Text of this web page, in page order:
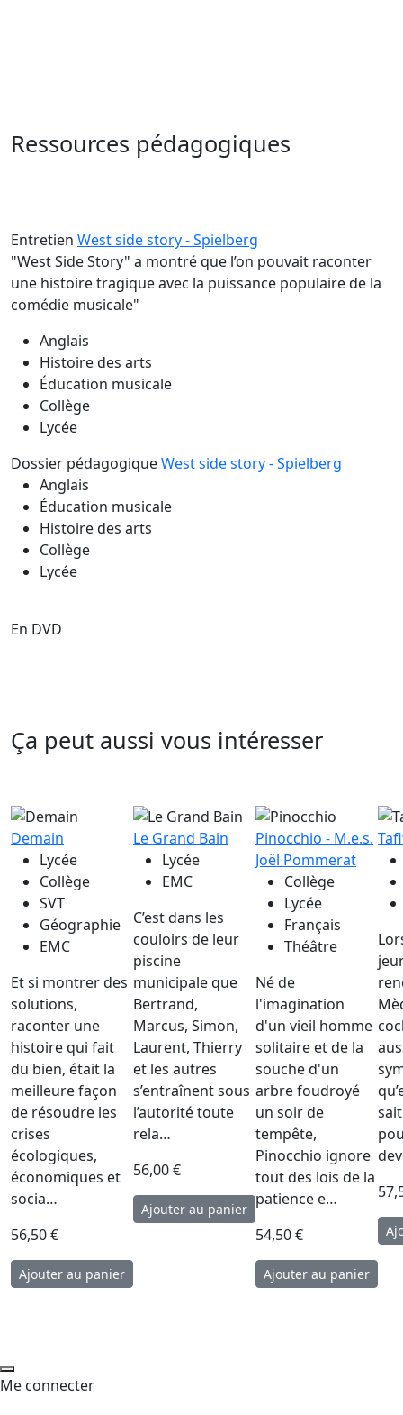
Ressources pédagogiques
Entretien West side story - Spielberg
"West Side Story" a montré que l’on pouvait raconter
une histoire tragique avec la puissance populaire de la
comédie musicale"
Anglais
Histoire des arts
Éducation musicale
Collège
Lycée
Dossier pédagogiqueWest side story - Spielberg
Anglais
Éducation musicale
Histoire des arts
Collège
Lycée
En DVD
Ça peut aussi vous intéresser
Demain
Lycée
Collège
SVT
Géographie
EMC
Et si montrer des
solutions,
raconter une
histoire qui fait
du bien, était la
meilleure façon
de résoudre les
crises
écologiques,
économiques et
socia…
56,50 €
Le Grand Bain
Lycée
EMC
C’est dans les
couloirs de leur
piscine
municipale que
Bertrand,
Marcus, Simon,
Laurent, Thierry
et les autres
s’entraînent sous
l’autorité toute
rela…
56,00 €
Pinocchio - M.e.s.
Joël Pommerat
Collège
Lycée
Français
Théâtre
Né de
l'imagination
d'un vieil homme
solitaire et de la
souche d'un
arbre foudroyé
un soir de
tempête,
Pinocchio ignore
tout des lois de la
patience e…
54,50 €
Me connecter